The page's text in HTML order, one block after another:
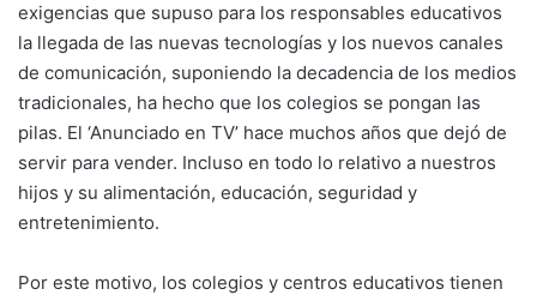
exigencias que supuso para los responsables educativos
la llegada de las nuevas tecnologías y los nuevos canales
de comunicación, suponiendo la decadencia de los medios
tradicionales, ha hecho que los colegios se pongan las
pilas. El ‘Anunciado en TV’ hace muchos años que dejó de
servir para vender. Incluso en todo lo relativo a nuestros
hijos y su alimentación, educación, seguridad y
entretenimiento.
Por este motivo, los colegios y centros educativos tienen